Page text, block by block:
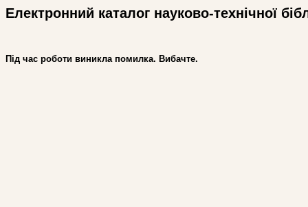
Електронний каталог науково-технічної
Під час роботи виникла помилка. Вибачте.